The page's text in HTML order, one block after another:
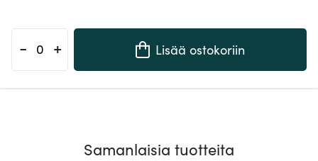
- + Lisää ostokoriin
Samanlaisia tuotteita